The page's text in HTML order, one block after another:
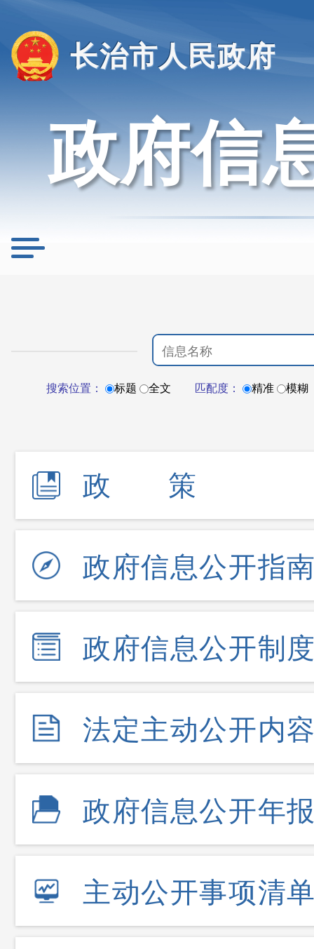
长治市人民政府
政府信
搜索位置： 标题 全文 匹配度： 精准 模糊
政策
政府信息公开指
政府信息公开制
法定主动公开内
政府信息公开年
主动公开事项清